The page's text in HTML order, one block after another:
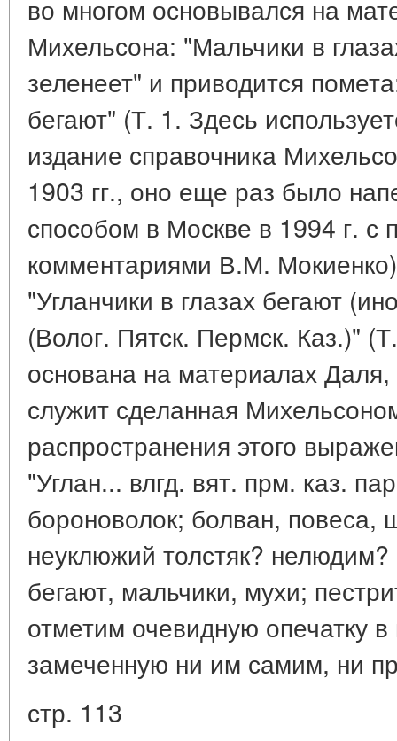
во многом основывался на
Михельсона: "Мальчики в
зеленеет" и приводится
бегают" (Т. 1. Здесь
издание справочника
1903 гг., оно еще раз было
способом в Москве в 1994 г. с
комментариями В.М.
"Угланчики в глазах бегают
(Волог. Пятск. Пермск. Каз.)"
основана на материалах
служит сделанная
распространения этого
"Углан... влгд. вят. прм. каз.
бороноволок; болван, повеса,
неуклюжий толстяк? нелюдим?
бегают, мальчики, мухи;
отметим очевидную опечатку
замеченную ни им самим, ни
стр. 113